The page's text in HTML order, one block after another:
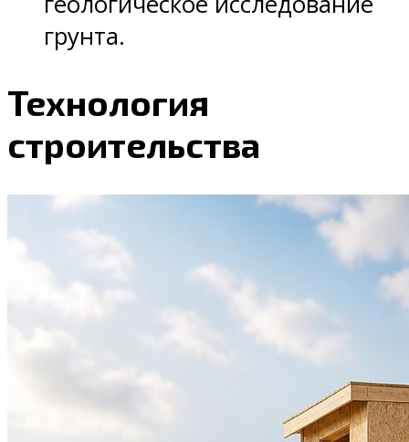
грунта.
Технология
строительства